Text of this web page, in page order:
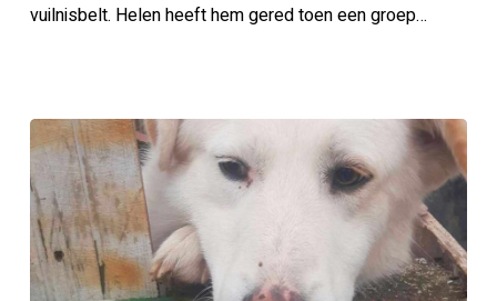
vuilnisbelt. Helen heeft hem gered toen een groep…